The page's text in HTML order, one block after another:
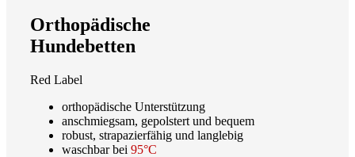
Orthopädische
Hundebetten
Red Label
orthopädische Unterstützung
anschmiegsam, gepolstert und bequem
robust, strapazierfähig und langlebig
waschbar bei 95°C